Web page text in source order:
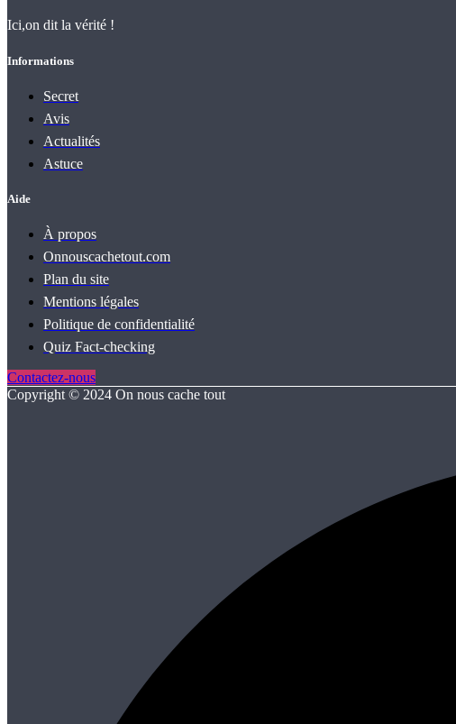
Ici,on dit la vérité !
Informations
Secret
Avis
Actualités
Astuce
Aide
À propos
Onnouscachetout.com
Plan du site
Mentions légales
Politique de confidentialité
Quiz Fact‑checking
Contactez-nous
Copyright © 2024 On nous cache tout